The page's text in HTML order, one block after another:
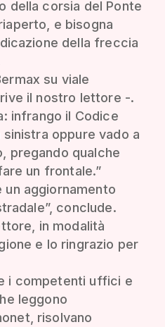
della corsia del Ponte
e bisogna
della freccia
su viale
il nostro lettore -.
infrango il Codice
oppure vado a
pregando qualche
un frontale.”
un aggiornamento
conclude.
in modalità
e lo ringrazio per
i competenti uffici e
leggono
risolvano